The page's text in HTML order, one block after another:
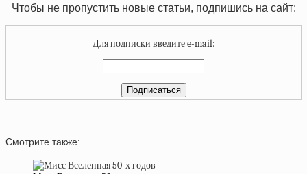
Чтобы не пропустить новые статьи, подпишись на сайт:
Для подписки введите e-mail:
Смотрите также: